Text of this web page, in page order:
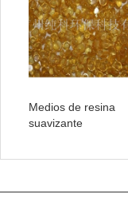
Medios de resina
suavizante